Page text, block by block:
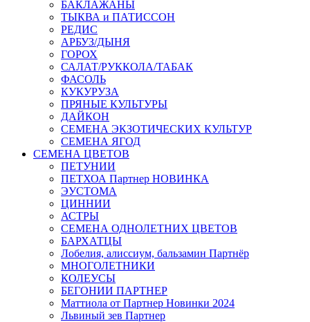
БАКЛАЖАНЫ
ТЫКВА и ПАТИССОН
РЕДИС
АРБУЗ/ДЫНЯ
ГОРОХ
САЛАТ/РУККОЛА/ТАБАК
ФАСОЛЬ
КУКУРУЗА
ПРЯНЫЕ КУЛЬТУРЫ
ДАЙКОН
СЕМЕНА ЭКЗОТИЧЕСКИХ КУЛЬТУР
СЕМЕНА ЯГОД
СЕМЕНА ЦВЕТОВ
ПЕТУНИИ
ПЕТХОА Партнер НОВИНКА
ЭУСТОМА
ЦИННИИ
АСТРЫ
СЕМЕНА ОДНОЛЕТНИХ ЦВЕТОВ
БАРХАТЦЫ
Лобелия, алиссиум, бальзамин Партнёр
МНОГОЛЕТНИКИ
КОЛЕУСЫ
БЕГОНИИ ПАРТНЕР
Маттиола от Партнер Новинки 2024
Львиный зев Партнер